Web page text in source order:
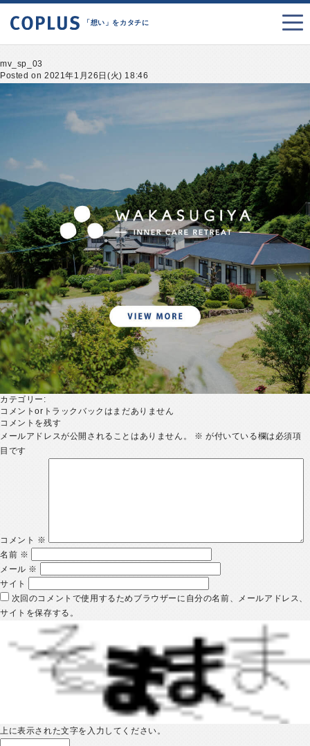
「想い」をカタチに
mv_sp_03
Posted on 2021年1月26日(火) 18:46
カテゴリー:
コメントorトラックバックはまだありません
コメントを残す
メールアドレスが公開されることはありません。
※ が付いている欄は必須項
目です
コメント ※
名前 ※
メール ※
サイト
次回のコメントで使用するためブラウザーに自分の名前、メールアドレス、
サイトを保存する。
上に表示された文字を入力してください。